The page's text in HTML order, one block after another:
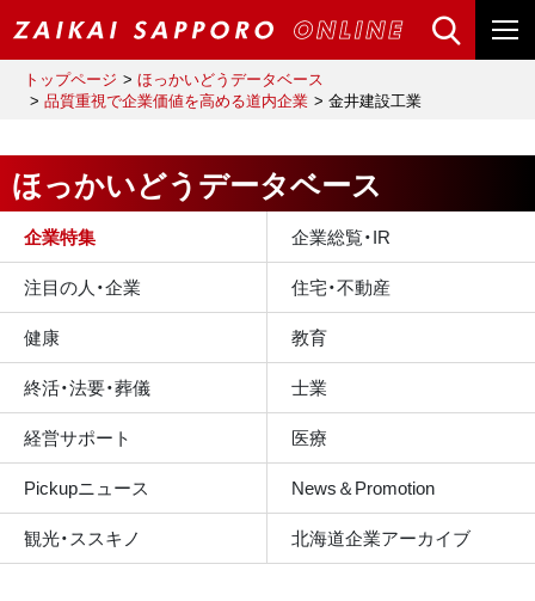
トップページ
ほっかいどうデータベース
品質重視で企業価値を高める道内企業
金井建設工業
ほっかいどうデータベース
企業特集
企業総覧・IR
注目の人・企業
住宅・不動産
健康
教育
終活・法要・葬儀
士業
経営サポート
医療
Pickupニュース
News＆Promotion
観光・ススキノ
北海道企業アーカイブ